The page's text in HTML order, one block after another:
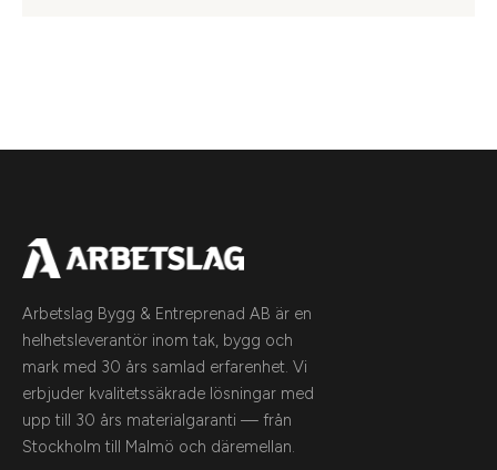
Arbetslag Bygg & Entreprenad AB är en
helhetsleverantör inom tak, bygg och
mark med 30 års samlad erfarenhet. Vi
erbjuder kvalitetssäkrade lösningar med
upp till 30 års materialgaranti — från
Stockholm till Malmö och däremellan.